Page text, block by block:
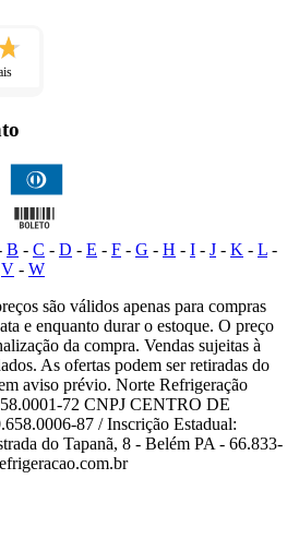
B - C - D - E - F - G - H - I - J - K - L -
V - W
são válidos apenas para compras
e enquanto durar o estoque. O preço
da compra. Vendas sujeitas à
As ofertas podem ser retiradas do
aviso prévio. Norte Refrigeração
72 CNPJ CENTRO DE
87 / Inscrição Estadual:
do Tapanã, 8 - Belém PA - 66.833-